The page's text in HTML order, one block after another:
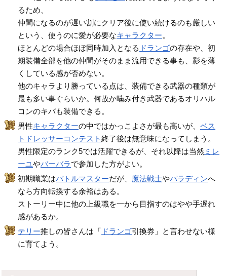
るため、
仲間になるのが遅い割にクリア後に使い続けるのも厳しい
という、使うのに愛が必要なキャラクター。
ほとんどの場合ほぼ同時加入となる ドランゴの存在や、初
期装備全部を他の仲間がそのまま流用できる事も、影を薄
くしている感が否めない。
他のキャラより勝っている点は、装備できる武器の種類が
最も多い事ぐらいか。何故か噛み付き武器であるオリハル
コンのキバも装備できる。
男性キャラクターの中ではかっこよさが最も高いが、ベス
トドレッサーコンテスト終了後は無意味になってしまう。
男性限定のランク5では活躍できるが、それ以降は当然 ミレ
ーユやバーバラで参加した方がよい。
初期職業はバトルマスターだが、 魔法戦士やパラディンへ
なら方向転換する余裕はある。
ストーリー中に他の上級職を一から目指すのはやや手遅れ
感があるか。
テリー推しの皆さんは「 ドランゴ引換券」と言わせない様
に育てよう。